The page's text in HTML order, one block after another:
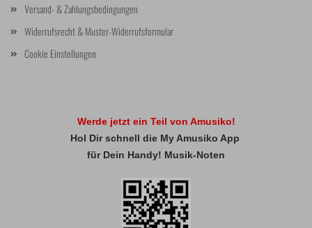
Versand- & Zahlungsbedingungen
Widerrufsrecht & Muster-Widerrufsformular
Cookie Einstellungen
Werde jetzt ein Teil von Amusiko!
Hol Dir schnell die My Amusiko App
für Dein Handy! Musik-Noten